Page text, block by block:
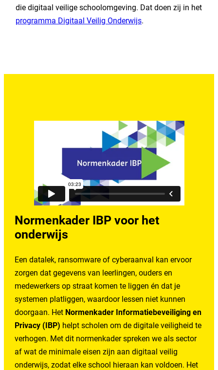
die digitaal veilige schoolomgeving. Dat doen zij in het
programma Digitaal Veilig Onderwijs.
Normenkader IBP voor het
onderwijs
Een datalek, ransomware of cyberaanval kan ervoor
zorgen dat gegevens van leerlingen, ouders en
medewerkers op straat komen te liggen én dat je
systemen platliggen, waardoor lessen niet kunnen
doorgaan. Het Normenkader Informatiebeveiliging en
Privacy (IBP) helpt scholen om de digitale veiligheid te
verhogen. Met dit normenkader spreken we als sector
af wat de minimale eisen zijn aan digitaal veilig
onderwijs, zodat elke school hieraan kan voldoen. Het